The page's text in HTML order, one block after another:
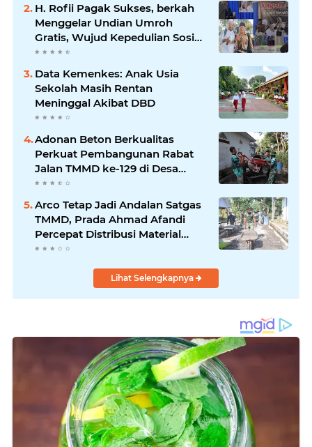
H. Rofii Pagak Sukses, berkah
Menggelar Undian Umroh
Gratis, Wujud Kepedulian Sosial
berbagi.
Data Kemenkes: Anak Usia
Sekolah Masih Rentan
Meninggal Akibat DBD
Adonan Beton Berkualitas
Perkuat Pembangunan Rabat
Jalan TMMD ke-129 di Desa
Ledoktempuro
Arco Tetap Jadi Andalan Satgas
TMMD, Prada Ahmad Afandi
Percepat Distribusi Material
Pengecoran
Lihat Selengkapnya